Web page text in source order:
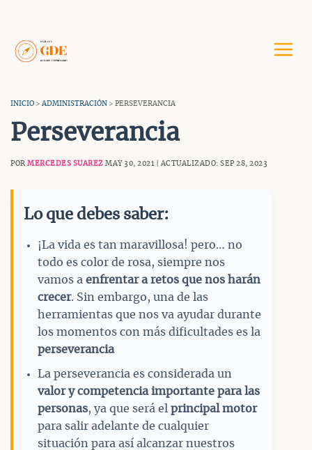
contenido
INICIO >ADMINISTRACIÓN > PERSEVERANCIA
Perseverancia
POR MERCEDES SUAREZ MAY 30, 2021 | ACTUALIZADO: SEP 28, 2023
Lo que debes saber:
¡La vida es tan maravillosa! pero… no
todo es color de rosa, siempre nos
vamos a enfrentar a retos que nos harán
crecer. Sin embargo, una de las
herramientas que nos va ayudar durante
los momentos con más dificultades es la
perseverancia
La perseverancia es considerada un
valor y competencia importante para las
personas, ya que será el principal motor
para salir adelante de cualquier
situación para así alcanzar nuestros